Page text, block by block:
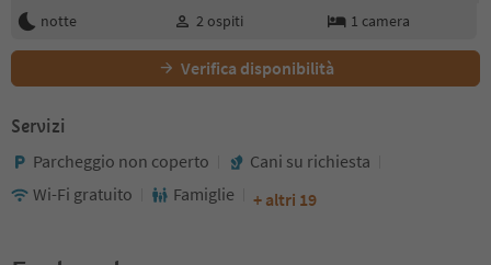
notte
2 ospiti 1 camera
Verifica disponibilità
Servizi
Parcheggio non coperto
Cani su richiesta
Wi-Fi gratuito
Famiglie + altri 19